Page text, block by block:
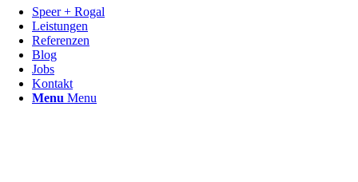
Speer + Rogal
Leistungen
Referenzen
Blog
Jobs
Kontakt
Menu Menu